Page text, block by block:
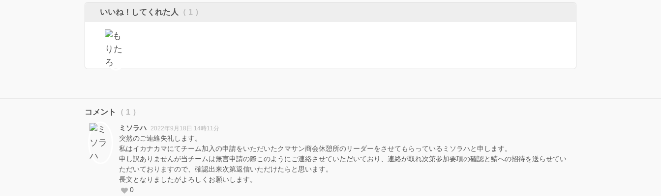
いいね！してくれた人 （ 1 ）
コメント （ 1 ）
ミソラハ 2022年9月18日 14時11分
突然のご連絡失礼します。
私はイカナカマにてチーム加入の申請をいただいたクマサン商会休憩所のリーダーをさせてもらっているミソラハと申します。
申し訳ありませんが当チームは無言申請の際このようにご連絡させていただいており、連絡が取れ次第参加要項の確認と鯖への招待を送らせてい
ただいておりますので、確認出来次第返信いただけたらと思います。
長文となりましたがよろしくお願いします。
0